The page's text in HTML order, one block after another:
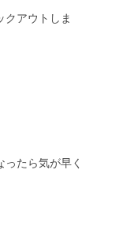
クアウトしま
たら気が早く